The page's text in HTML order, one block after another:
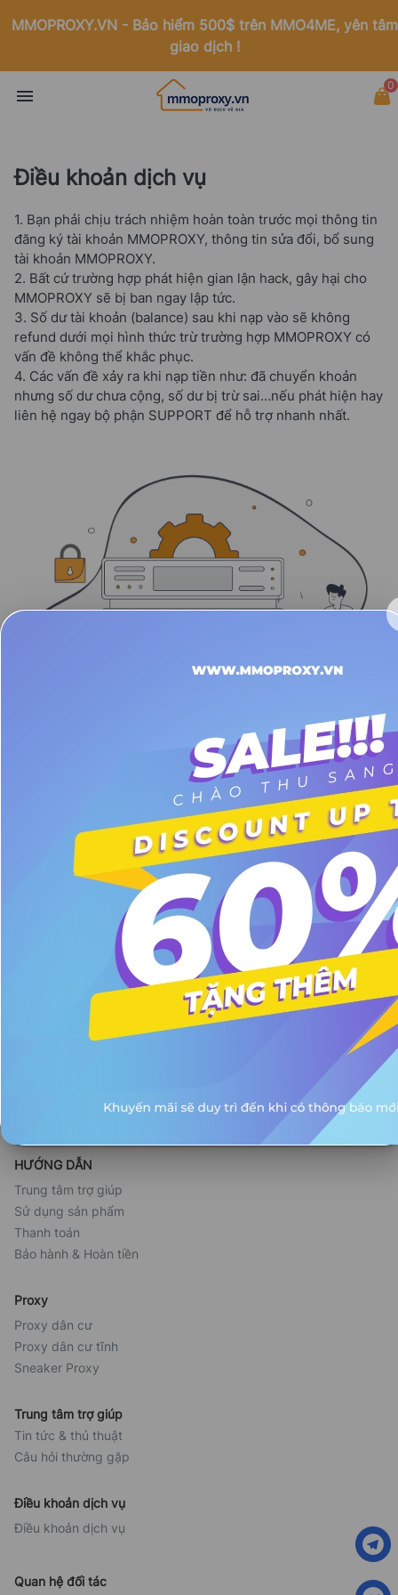
MMOPROXY.VN - Bảo hiểm 500$ trên MMO4ME, yên tâm
giao dịch !
0
Điều khoản dịch vụ
1. Bạn phải chịu trách nhiệm hoàn toàn trước mọi thông tin
đăng ký tài khoản MMOPROXY, thông tin sửa đổi, bổ sung
tài khoản MMOPROXY.
2. Bất cứ trường hợp phát hiện gian lận hack, gây hại cho
MMOPROXY sẽ bị ban ngay lập tức.
3. Số dư tài khoản (balance) sau khi nạp vào sẽ không
refund dưới mọi hình thức trừ trường hợp MMOPROXY có
vấn đề không thể khắc phục.
4. Các vấn đề xảy ra khi nạp tiền như: đã chuyển khoản
nhưng số dư chưa cộng, số dư bị trừ sai…nếu phát hiện hay
liên hệ ngay bộ phận SUPPORT để hỗ trợ nhanh nhất.
Hotline: 0908.110.140
Danh mục hàng đầu
HƯỚNG DẪN
Trung tâm trợ giúp
Sử dụng sản phẩm
Thanh toán
Bảo hành & Hoàn tiền
Proxy
Proxy dân cư
Proxy dân cư tĩnh
Sneaker Proxy
Trung tâm trợ giúp
Tin tức & thủ thuật
Câu hỏi thường gặp
Điều khoản dịch vụ
Điều khoản dịch vụ
Quan hệ đối tác